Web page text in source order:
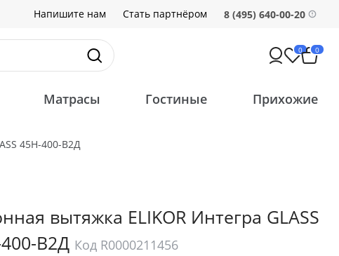
Напишите нам Стать партнёром 8 (495) 640-00-20
0 0
Матрасы Гостиные Прихожие
45Н-400-В2Д
вытяжка ELIKOR Интегра GLASS
В2Д Код R0000211456